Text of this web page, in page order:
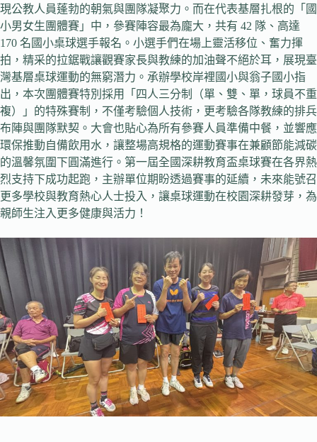
現公教人員蓬勃的朝氣與團隊凝聚力。而在代表基層扎根的「國
小男女生團體賽」中，參賽陣容最為龐大，共有 42 隊、高達
170 名國小桌球選手報名。小選手們在場上靈活移位、奮力揮
拍，精采的拉鋸戰讓觀賽家長與教練的加油聲不絕於耳，展現臺
灣基層桌球運動的無窮潛力。承辦學校岸裡國小與翁子國小指
出，本次團體賽特別採用「四人三分制（單、雙、單，球員不重
複）」的特殊賽制，不僅考驗個人技術，更考驗各隊教練的排兵
布陣與團隊默契。大會也貼心為所有參賽人員準備中餐，並響應
環保推動自備飲用水，讓整場高規格的運動賽事在兼顧節能減碳
的溫馨氛圍下圓滿進行。第一屆全國深耕教育盃桌球賽在各界熱
烈支持下成功起跑，主辦單位期盼透過賽事的延續，未來能號召
更多學校與教育熱心人士投入，讓桌球運動在校園深耕發芽，為
親師生注入更多健康與活力！